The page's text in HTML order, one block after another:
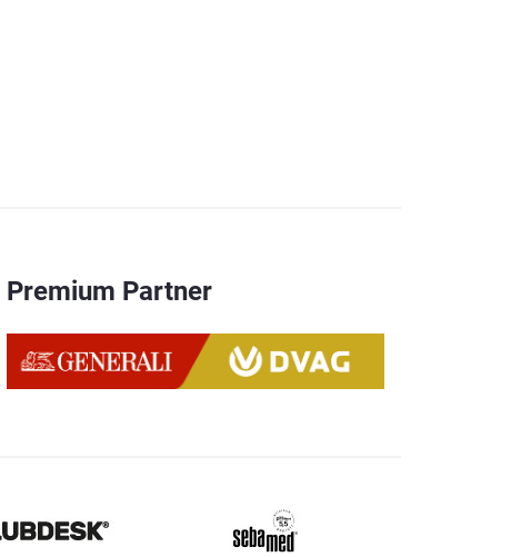
Premium Partner